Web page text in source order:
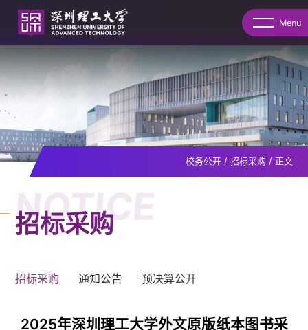
Menu
校务公开/ 招标采购 / 正文
NOTICE
招标采购
招标采购 通知公告 预决算公开
2025年深圳理工大学外文原版纸本图书采